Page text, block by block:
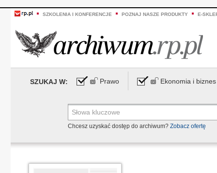
SZKOLENIA I KONFERENCJE POZNAJ NASZE PRODUKTY E-
SZUKAJ W: Prawo Ekonomia i biznes
Chcesz uzyskać dostęp do archiwum? Zobacz ofertę